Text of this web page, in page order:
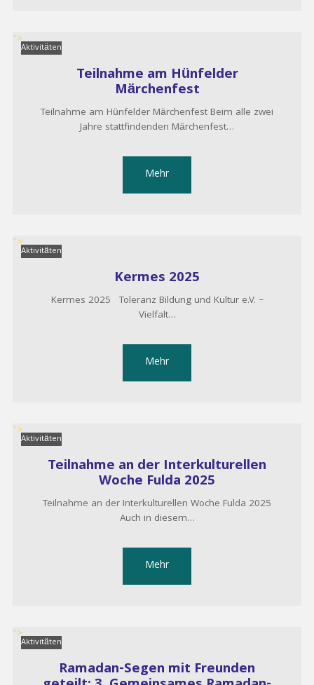
Aktivitäten
">
Teilnahme am Hünfelder
Märchenfest
Teilnahme am Hünfelder Märchenfest Beim alle zwei
Jahre stattfindenden Märchenfest…
Mehr
Aktivitäten
">
Kermes 2025
Kermes 2025 Toleranz Bildung und Kultur e.V. –
Vielfalt…
Mehr
Aktivitäten
">
Teilnahme an der Interkulturellen
Woche Fulda 2025
Teilnahme an der Interkulturellen Woche Fulda 2025
Auch in diesem…
Mehr
Aktivitäten
">
Ramadan-Segen mit Freunden